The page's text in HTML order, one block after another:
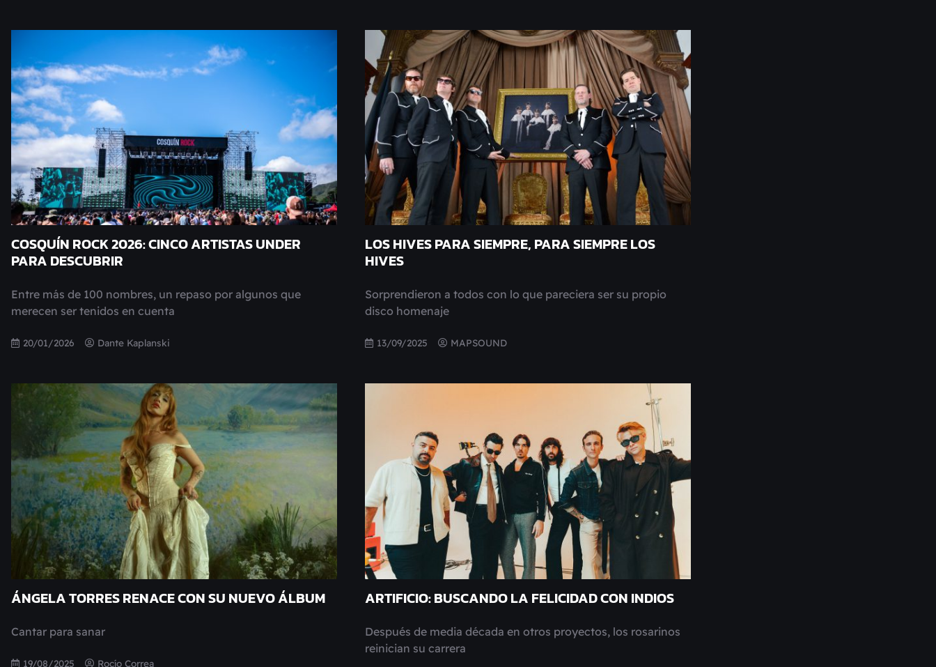
COSQUÍN ROCK 2026: CINCO ARTISTAS UNDER
PARA DESCUBRIR
Entre más de 100 nombres, un repaso por algunos que
merecen ser tenidos en cuenta
20/01/2026 Dante Kaplanski
LOS HIVES PARA SIEMPRE, PARA SIEMPRE LOS
HIVES
Sorprendieron a todos con lo que pareciera ser su propio
disco homenaje
13/09/2025 MAPSOUND
ÁNGELA TORRES RENACE CON SU NUEVO ÁLBUM
Cantar para sanar
19/08/2025 Rocío Correa
ARTIFICIO: BUSCANDO LA FELICIDAD CON INDIOS
Después de media década en otros proyectos, los rosarinos
reinician su carrera